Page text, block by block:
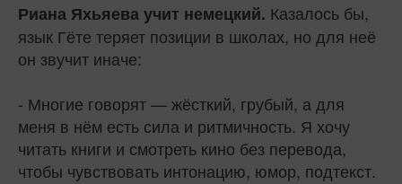
Риана Яхьяеваучит немецкий. Казалось бы,
язык Гёте теряет позиции в школах, но для неё
он звучит иначе:
- Многие говорят — жёсткий, грубый, а для
меня в нём есть сила и ритмичность. Я хочу
читать книги и смотреть кино без перевода,
чтобы чувствовать интонацию, юмор, подтекст.